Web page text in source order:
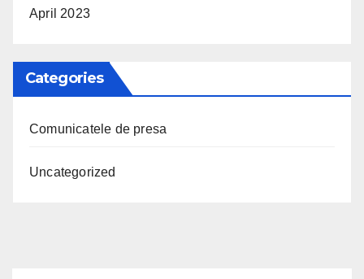
April 2023
Categories
Comunicatele de presa
Uncategorized